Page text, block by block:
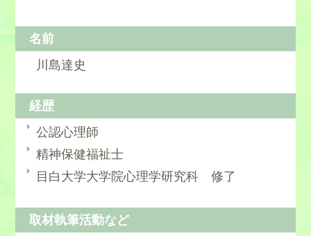
名前
川島達史
経歴
公認心理師
精神保健福祉士
目白大学大学院心理学研究科 修了
取材執筆活動など